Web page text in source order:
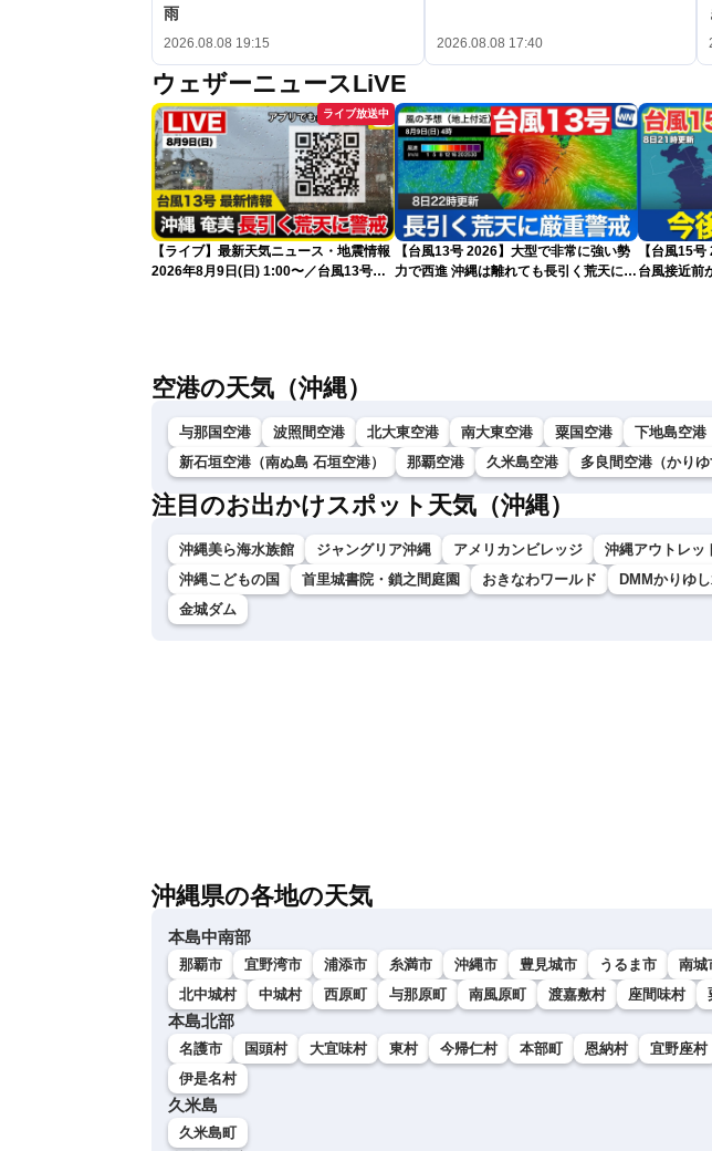
雨
2026.08.08 19:15 2026.08.08 17:40
ウェザーニュースLiVE
ライブ放送中
【ライブ】最新天気ニュース・地震情報
2026年8月9日(日) 1:00〜／台風13号・
【台風13号 2026】大型で非常に強い勢
力で西進 沖縄は離れても長引く荒天に厳
【台風15
台風接近前
空港の天気（沖縄）
与那国空港 波照間空港 北大東空港 南大東空港 粟国空港 下地島空港
新石垣空港（南ぬ島 石垣空港）
那覇空港 久米島空港 多良間空港（かりゆ
注目のお出かけスポット天気（沖縄）
沖縄美ら海水族館 ジャングリア沖縄 アメリカンビレッジ
沖縄アウトレッ
沖縄こどもの国
首里城書院・鎖之間庭園 おきなわワールド DMMかりゆ
金城ダム
沖縄県の各地の天気
本島中南部
那覇市 宜野湾市 浦添市 糸満市 沖縄市 豊見城市 うるま市 南城
北中城村
中城村 西原町 与那原町 南風原町 渡嘉敷村 座間味村
本島北部
名護市 国頭村 大宜味村 東村 今帰仁村 本部町 恩納村 宜野座村
伊是名村
久米島
久米島町